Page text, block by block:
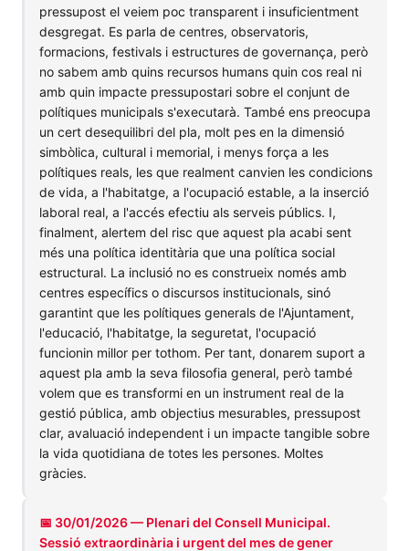
pressupost el veiem poc transparent i insuficientment
desgregat. Es parla de centres, observatoris,
formacions, festivals i estructures de governança, però
no sabem amb quins recursos humans quin cos real ni
amb quin impacte pressupostari sobre el conjunt de
polítiques municipals s'executarà. També ens preocupa
un cert desequilibri del pla, molt pes en la dimensió
simbòlica, cultural i memorial, i menys força a les
polítiques reals, les que realment canvien les condicions
de vida, a l'habitatge, a l'ocupació estable, a la inserció
laboral real, a l'accés efectiu als serveis públics. I,
finalment, alertem del risc que aquest pla acabi sent
més una política identitària que una política social
estructural. La inclusió no es construeix només amb
centres específics o discursos institucionals, sinó
garantint que les polítiques generals de l'Ajuntament,
l'educació, l'habitatge, la seguretat, l'ocupació
funcionin millor per tothom. Per tant, donarem suport a
aquest pla amb la seva filosofia general, però també
volem que es transformi en un instrument real de la
gestió pública, amb objectius mesurables, pressupost
clar, avaluació independent i un impacte tangible sobre
la vida quotidiana de totes les persones. Moltes
gràcies.
📅 30/01/2026 — Plenari del Consell Municipal.
Sessió extraordinària i urgent del mes de gener